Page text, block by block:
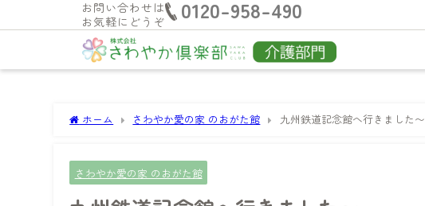
お問い合わせは
お気軽にどうぞ
0120-958-490
ホーム さわやか愛の家 のおがた館 九州鉄道記念館へ行きました〜
さわやか愛の家 のおがた館